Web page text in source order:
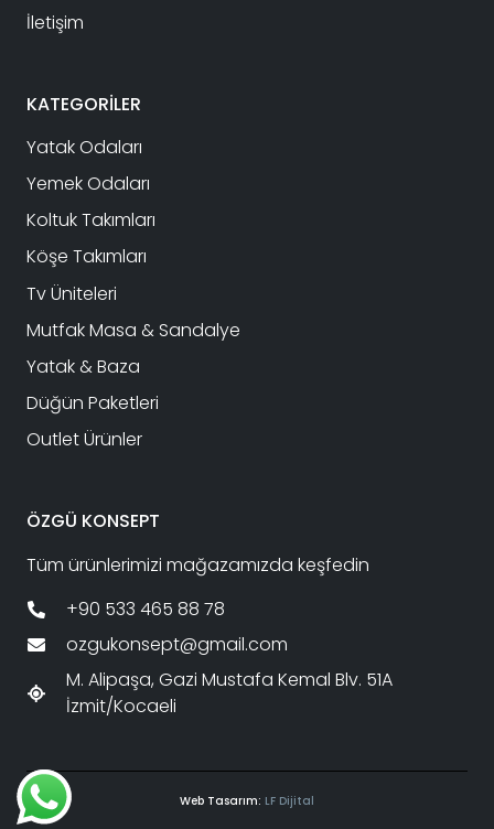
İletişim
KATEGORİLER
Yatak Odaları
Yemek Odaları
Koltuk Takımları
Köşe Takımları
Tv Üniteleri
Mutfak Masa & Sandalye
Yatak & Baza
Düğün Paketleri
Outlet Ürünler
ÖZGÜ KONSEPT
Tüm ürünlerimizi mağazamızda keşfedin
+90 533 465 88 78
ozgukonsept@gmail.com
M. Alipaşa, Gazi Mustafa Kemal Blv. 51A
İzmit/Kocaeli
Web Tasarım: LF Dijital